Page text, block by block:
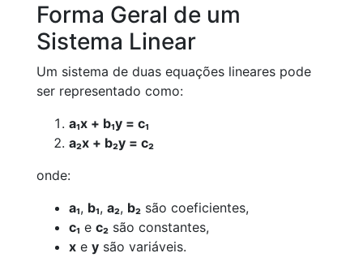
Forma Geral de um
Sistema Linear
Um sistema de duas equações lineares pode
ser representado como:
a₁x + b₁y = c₁
a₂x + b₂y = c₂
onde:
a₁, b₁, a₂, b₂ são coeficientes,
c₁ e c₂ são constantes,
x e y são variáveis.